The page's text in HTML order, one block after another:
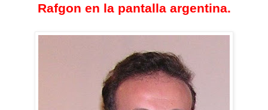
Rafgon en la pantalla argentina.